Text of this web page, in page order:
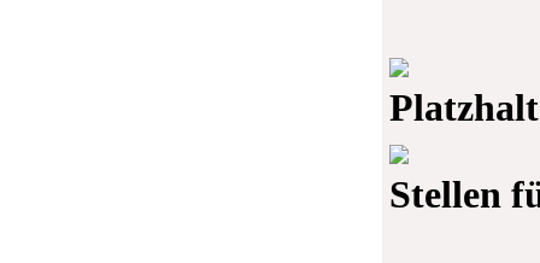
Stellen